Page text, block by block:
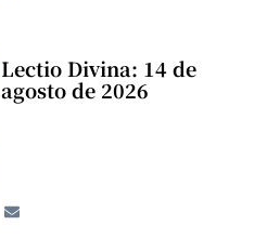
Lectio Divina: 14 de
agosto de 2026